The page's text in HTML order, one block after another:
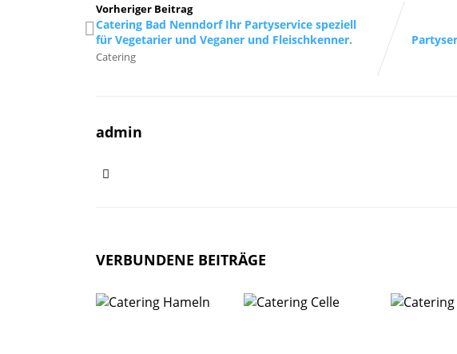
Vorheriger Beitrag
Catering Bad Nenndorf Ihr Partyservice speziell
für Vegetarier und Veganer und Fleischkenner.
Catering
admin
VERBUNDENE BEITRÄGE